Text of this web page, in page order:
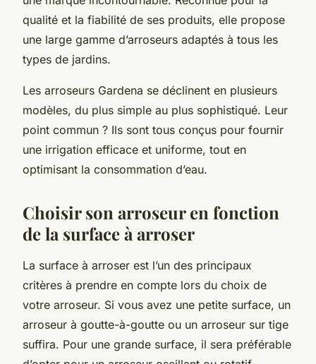
qualité et la fiabilité de ses produits, elle propose
une large gamme d’arroseurs adaptés à tous les
types de jardins.
Les arroseurs Gardena se déclinent en plusieurs
modèles, du plus simple au plus sophistiqué. Leur
point commun ? Ils sont tous conçus pour fournir
une irrigation efficace et uniforme, tout en
optimisant la consommation d’eau.
Choisir son arroseur en fonction
de la surface à arroser
La surface à arroser est l’un des principaux
critères à prendre en compte lors du choix de
votre arroseur. Si vous avez une petite surface, un
arroseur à goutte-à-goutte ou un arroseur sur tige
suffira. Pour une grande surface, il sera préférable